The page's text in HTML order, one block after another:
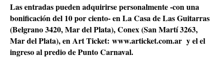
Las entradas pueden adquirirse personalmente -con una
bonificación del 10 por ciento- en La Casa de Las Guitarras
(Belgrano 3420, Mar del Plata), Conex (San Martí 3263,
Mar del Plata), en Art Ticket: www.articket.com.ar y el el
ingreso al predio de Punto Carnaval.